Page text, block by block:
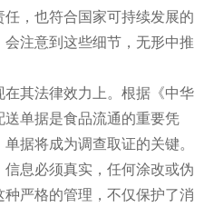
，也符合国家可持续发展的
注意到这些细节，无形中推
其法律效力上。根据《中华
送单据是食品流通的重要凭
据将成为调查取证的关键。
息必须真实，任何涂改或伪
严格的管理，不仅保护了消